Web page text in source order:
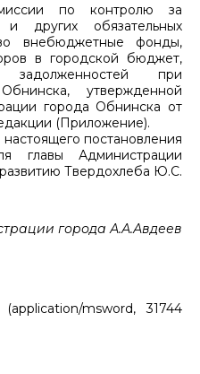
по контролю за
и других обязательных
внебюджетные фонды,
в городской бюджет,
при
утвержденной
города Обнинска от
(Приложение).
постановления
главы Администрации
Твердохлеба Ю.С.
города А.А.Авдеев
(application/msword, 31744